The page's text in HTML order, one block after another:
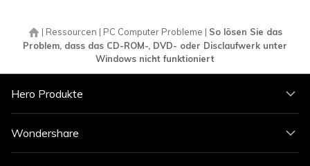
| Ressourcen | PC Computer Probleme | So lösen Sie das
Problem, dass das CD-ROM-, DVD- oder Disclaufwerk unter
Windows nicht funktioniert
Hero Produkte
Wondershare